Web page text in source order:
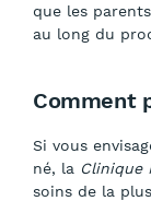
que les
au long du
Comment
Si vous
né, la Clinique
soins de la